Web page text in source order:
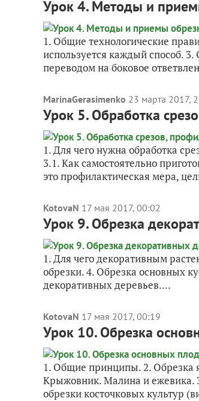
Урок 4. Методы и
1. Общие технологические
используется каждый способ.
переводом на боковое
MarinaGerasimenko 23 марта 2017,
Урок 5. Обработка
1. Для чего нужна обработка
3.1. Как самостоятельно
это профилактическая мера,
KotovaN 17 мая 2017, 00:02
Урок 9. Обрезка
1. Для чего декоративным
обрезки. 4. Обрезка основных
декоративных деревьев....
KotovaN 17 мая 2017, 00:19
Урок 10. Обрезка
1. Общие принципы. 2. Обрезка
Крыжовник. Малина и ежевика.
обрезки косточковых культур